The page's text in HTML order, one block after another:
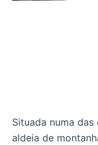
Situada numa
aldeia de